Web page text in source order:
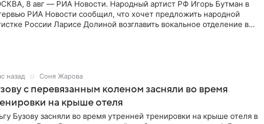
8 авг — РИА Новости. Народный артист РФ Игорь Бутман в
РИА Новости сообщил, что хочет предложить народной
России Ларисе Долиной возглавить вокальное отделение в
назад Соня Жарова
с перевязанным коленом засняли во время
на крыше отеля
Бузову засняли во время утренней тренировки на крыше отеля в